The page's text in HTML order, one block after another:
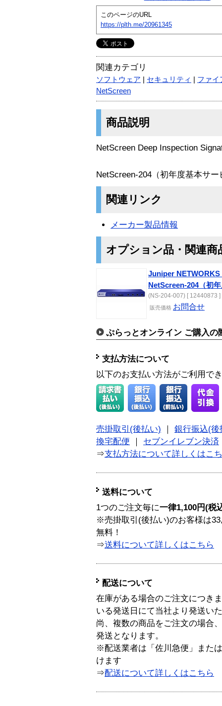
このページのURL
https://plth.me/20961345
関連カテゴリ
ソフトウェア セキュリティ
ファイ
NetScreen
商品説明
NetScreen Deep Inspection
NetScreen-204（初年度基本サ
関連リンク
メーカー製品情報
オプション品・関連商
Juniper NETWORKS
NetScreen-204（初
(NS-204-007) [ 12440873 ]
販売価格 お問合せ
ぷらっとオンライン ご購入の
支払方法について
以下のお支払い方法がご利用で
売掛取引(後払い)
銀行振込(後
換宅配便
セブンイレブン決済
⇒支払方法について詳しくはこ
送料について
1つのご注文毎に一律1,100円(税
※売掛取引(後払い)のお客様は
無料！
⇒送料について詳しくはこちら
配送について
在庫がある場合のご注文につき
いる発送日にて当社より発送い
尚、複数の商品をご注文の場合
発送となります。
※配送業者は「佐川急便」また
けます
⇒配送について詳しくはこちら